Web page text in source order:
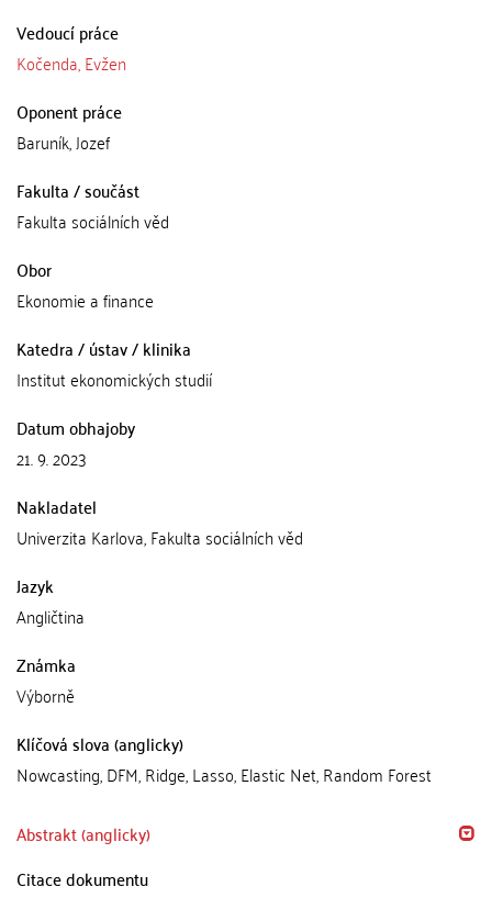
Vedoucí práce
Kočenda, Evžen
Oponent práce
Baruník, Jozef
Fakulta / součást
Fakulta sociálních věd
Obor
Ekonomie a finance
Katedra / ústav / klinika
Institut ekonomických studií
Datum obhajoby
21. 9. 2023
Nakladatel
Univerzita Karlova, Fakulta sociálních věd
Jazyk
Angličtina
Známka
Výborně
Klíčová slova (anglicky)
Nowcasting, DFM, Ridge, Lasso, Elastic Net, Random Forest
Abstrakt (anglicky)
Citace dokumentu